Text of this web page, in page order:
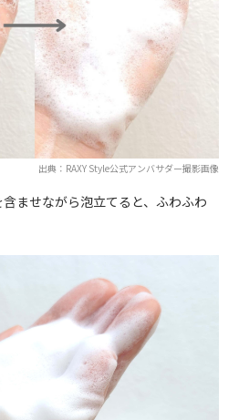
出典：RAXY Style公式アンバサダー撮影画像
ませながら泡立てると、ふわふわ